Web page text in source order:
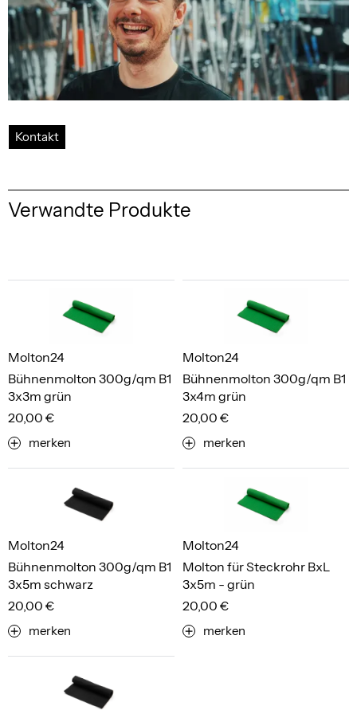
Kontakt
Verwandte Produkte
Bühnenmolton 300g/qm B1
3x3m grün
Molton24
20,00 €
merken
Bühnenmolton 300g/qm B1
3x4m grün
Molton24
20,00 €
merken
Bühnenmolton 300g/qm B1
3x5m schwarz
Molton24
20,00 €
merken
Molton für Steckrohr BxL
3x5m - grün
Molton24
20,00 €
merken